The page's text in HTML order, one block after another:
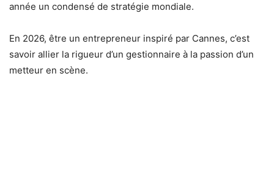
année un condensé de stratégie mondiale.
En 2026, être un entrepreneur inspiré par Cannes, c’est
savoir allier la rigueur d’un gestionnaire à la passion d’un
metteur en scène.